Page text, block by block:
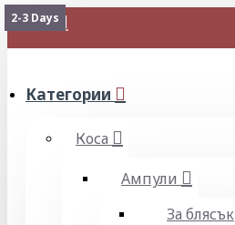
МЕНЮ
Категории
Коса
Ампули
За блясък
2-3 Days
2-3 Days